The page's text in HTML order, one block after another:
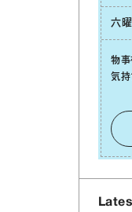
六曜
物事
気持
も
⾃⾝
使
え、